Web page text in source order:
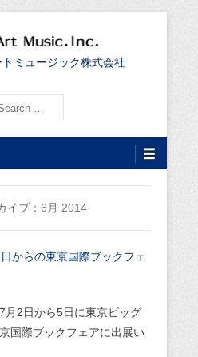
ミュージック株式会社
る
イブ： 6月 2014
からの東京国際ブックフェ
月2日から5日に東京ビッグ
国際ブックフェアに出展い